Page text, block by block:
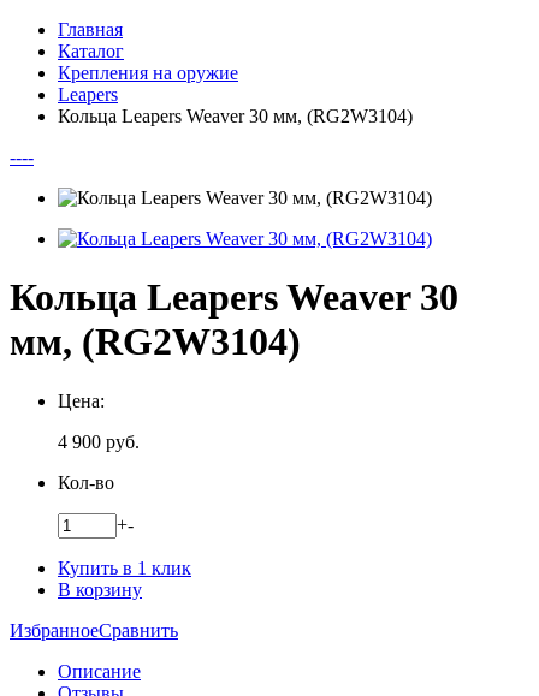
Главная
Каталог
Крепления на оружие
Leapers
Кольца Leapers Weaver 30 мм, (RG2W3104)
----
Кольца Leapers Weaver 30
мм, (RG2W3104)
Цена:
4 900 руб.
Кол-во
+-
Купить в 1 клик
В корзину
ИзбранноеСравнить
Описание